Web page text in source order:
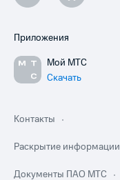
Приложения
Мой МТС
Скачать
Контакты
Раскрытие информации
Документы ПАО МТС